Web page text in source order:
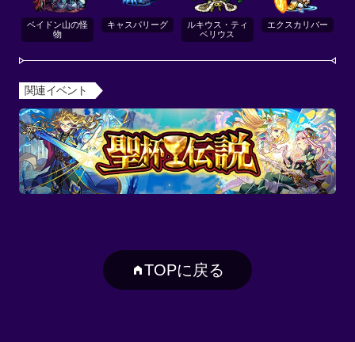
ベイドン山の怪
物
キャスパリーグ
ルキウス・ティ
ベリウス
エクスカリバー
関連イベント
TOPに戻る